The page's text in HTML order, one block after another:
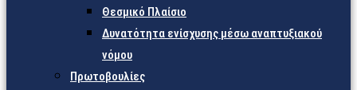
Θεσμικό Πλαίσιο
Δυνατότητα ενίσχυσης μέσω αναπτυξιακού
νόμου
Πρωτοβουλίες